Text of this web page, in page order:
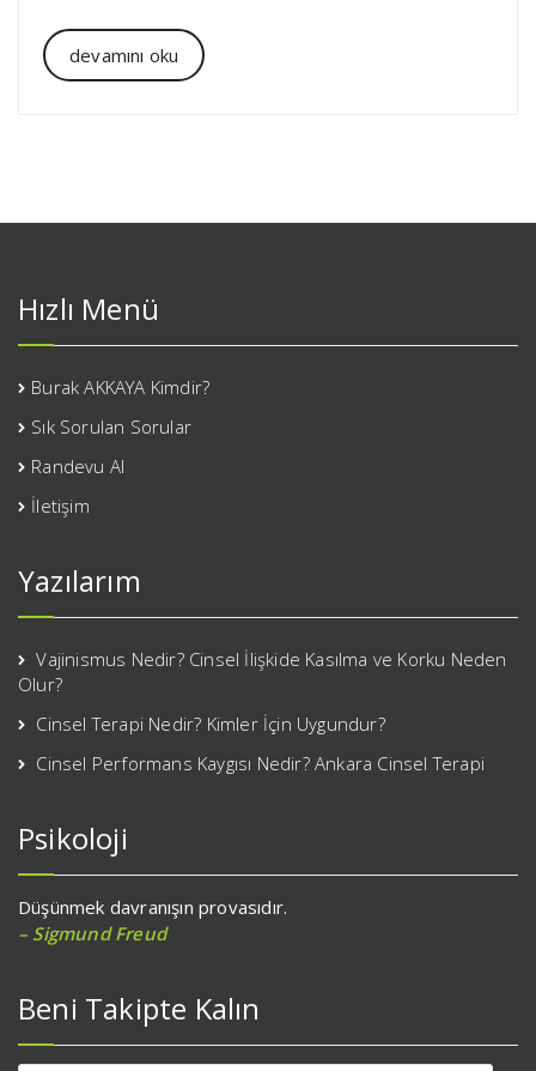
devamını oku
Hızlı Menü
Burak AKKAYA Kimdir?
Sık Sorulan Sorular
Randevu Al
İletişim
Yazılarım
Vajinismus Nedir? Cinsel İlişkide Kasılma ve Korku Neden
Olur?
Cinsel Terapi Nedir? Kimler İçin Uygundur?
Cinsel Performans Kaygısı Nedir? Ankara Cinsel Terapi
Psikoloji
Düşünmek davranışın provasıdır.
– Sigmund Freud
Beni Takipte Kalın